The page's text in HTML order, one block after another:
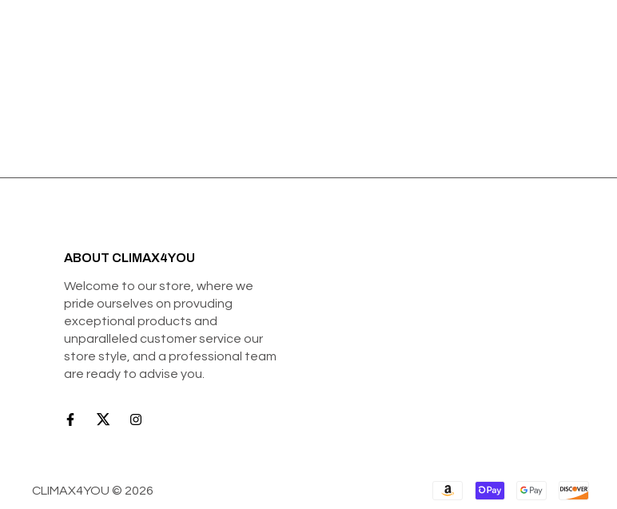
ABOUT CLIMAX4YOU
Welcome to our store, where we
pride ourselves on provuding
exceptional products and
unparalleled customer service our
store style, and a professional team
are ready to advise you.
CLIMAX4YOU © 2026